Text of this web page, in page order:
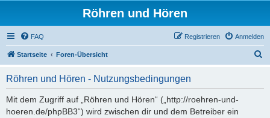
Röhren und Hören
FAQ Anmelden
Registrieren
Startseite Foren-Übersicht
Röhren und Hören - Nutzungsbedingungen
Mit dem Zugriff auf „Röhren und Hören“ („http://roehren-und-
hoeren.de/phpBB3“) wird zwischen dir und dem Betreiber ein